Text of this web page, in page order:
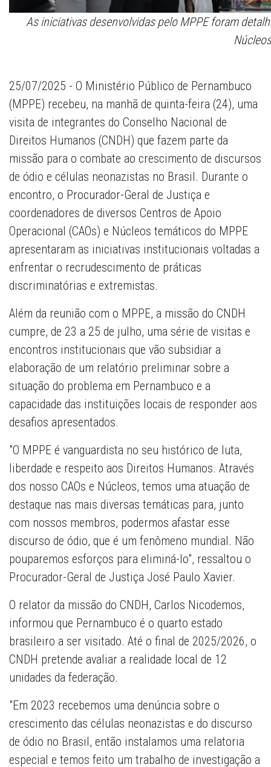
As iniciativas desenvolvidas pelo MPPE foram
25/07/2025 - O Ministério Público de Pernambuco
(MPPE) recebeu, na manhã de quinta-feira (24), uma
visita de integrantes do Conselho Nacional de
Direitos Humanos (CNDH) que fazem parte da
missão para o combate ao crescimento de discursos
de ódio e células neonazistas no Brasil. Durante o
encontro, o Procurador-Geral de Justiça e
coordenadores de diversos Centros de Apoio
Operacional (CAOs) e Núcleos temáticos do MPPE
apresentaram as iniciativas institucionais voltadas a
enfrentar o recrudescimento de práticas
discriminatórias e extremistas.
Além da reunião com o MPPE, a missão do CNDH
cumpre, de 23 a 25 de julho, uma série de visitas e
encontros institucionais que vão subsidiar a
elaboração de um relatório preliminar sobre a
situação do problema em Pernambuco e a
capacidade das instituições locais de responder aos
desafios apresentados.
"O MPPE é vanguardista no seu histórico de luta,
liberdade e respeito aos Direitos Humanos. Através
dos nosso CAOs e Núcleos, temos uma atuação de
destaque nas mais diversas temáticas para, junto
com nossos membros, podermos afastar esse
discurso de ódio, que é um fenômeno mundial. Não
pouparemos esforços para eliminá-lo", ressaltou o
Procurador-Geral de Justiça José Paulo Xavier.
O relator da missão do CNDH, Carlos Nicodemos,
informou que Pernambuco é o quarto estado
brasileiro a ser visitado. Até o final de 2025/2026, o
CNDH pretende avaliar a realidade local de 12
unidades da federação.
"Em 2023 recebemos uma denúncia sobre o
crescimento das células neonazistas e do discurso
de ódio no Brasil, então instalamos uma relatoria
especial e temos feito um trabalho de investigação a